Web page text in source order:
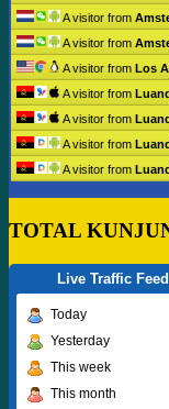
A visitor from
A visitor from
A visitor from Los
A visitor from
A visitor from
A visitor from
A visitor from
TOTAL
Live Traffic Feed
Today
Yesterday
This week
This month